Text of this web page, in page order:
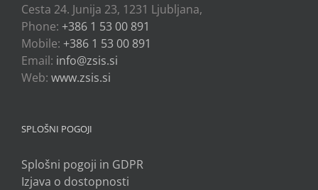
Cesta 24. Junija 23, 1231 Ljubljana,
Phone: +386 1 53 00 891
Mobile: +386 1 53 00 891
Email: info@zsis.si
Web: www.zsis.si
SPLOŠNI POGOJI
Splošni pogoji in GDPR
Izjava o dostopnosti